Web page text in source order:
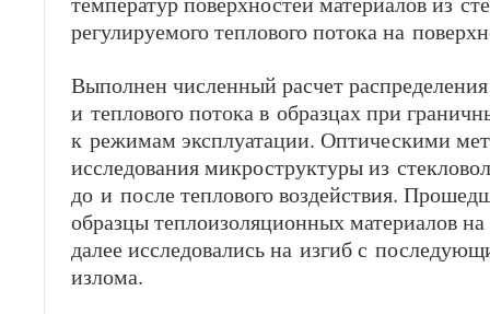
регулируемого теплового потока на
Выполнен численный расчет
и теплового потока в образцах при
к режимам эксплуатации. Оптическими
исследования микроструктуры из
до и после теплового воздействия.
образцы теплоизоляционных материалов
далее исследовались на изгиб с
излома.